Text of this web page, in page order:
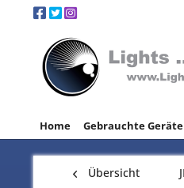
Home Gebrauchte
Übersicht